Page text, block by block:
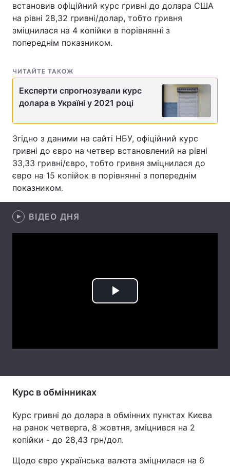
Головна Війна
Україна Політика
Спорт Наука
Техно і зв'язок Лайт
Зброя Інциденти
Здоров'я Туризм
Цікавинки Погода
Екологія
Лонгріди
Тема оформлення
встановив офіційний курс гривні до долара США
на рівні 28,32 гривні/долар, тобто гривня
зміцнилася на 4 копійки в порівнянні з
попереднім показником.
ЧИТАЙТЕ ТАКОЖ
Експерти спрогнозували курс
долара в Україні у 2021 році
Згідно з даними на сайті НБУ, офіційний курс
гривні до євро на четвер встановлений на рівні
33,33 гривні/євро, тобто гривня зміцнилася до
євро на 15 копійок в порівнянні з попереднім
показником.
ВІДЕО ДНЯ
Play
Курс в обмінниках
Курс гривні до долара в обмінних пунктах Києва
на ранок четверга, 8 жовтня, зміцнився на 2
копійки - до 28,43 грн/дол.
Щодо євро українська валюта зміцнилася на 6